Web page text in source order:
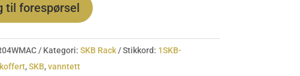
til forespørsel
Kategori:SKB Rack Stikkord: 1SKB-
,SKB,vanntett